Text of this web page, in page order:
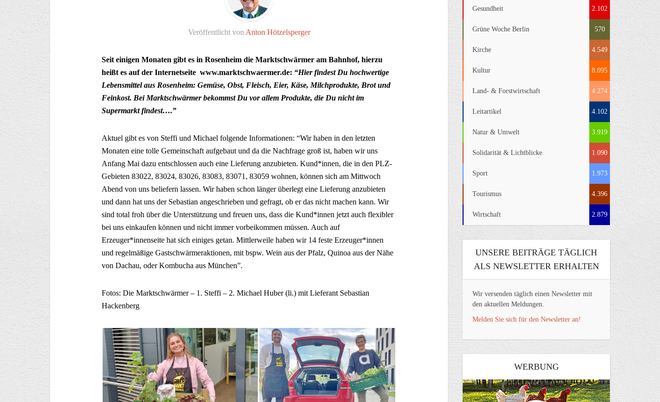
Veröffentlicht von Anton Hötzelsperger
Seit einigen Monaten gibt es in Rosenheim die Marktschwärmer am Bahnhof, hierzu
heißt es auf der Internetseite www.marktschwaermer.de: “Hier findest Du hochwertige
Lebensmittel aus Rosenheim: Gemüse, Obst, Fleisch, Eier, Käse, Milchprodukte, Brot und
Feinkost. Bei Marktschwärmer bekommst Du vor allem Produkte, die Du nicht im
Supermarkt findest….”
Aktuel gibt es von Steffi und Michael folgende Informationen: “Wir haben in den letzten
Monaten eine tolle Gemeinschaft aufgebaut und da die Nachfrage groß ist, haben wir uns
Anfang Mai dazu entschlossen auch eine Lieferung anzubieten. Kund*innen, die in den PLZ-
Gebieten 83022, 83024, 83026, 83083, 83071, 83059 wohnen, können sich am Mittwoch
Abend von uns beliefern lassen. Wir haben schon länger überlegt eine Lieferung anzubieten
und dann hat uns der Sebastian angeschrieben und gefragt, ob er das nicht machen kann. Wir
sind total froh über die Unterstützung und freuen uns, dass die Kund*innen jetzt auch flexibler
bei uns einkaufen können und nicht immer vorbeikommen müssen. Auch auf
Erzeuger*innenseite hat sich einiges getan. Mittlerweile haben wir 14 feste Erzeuger*innen
und regelmäßige Gastschwärmeraktionen, mit bspw. Wein aus der Pfalz, Quinoa aus der Nähe
von Dachau, oder Kombucha aus München”.
Fotos: Die Marktschwärmer – 1. Steffi – 2. Michael Huber (li.) mit Lieferant Sebastian
Hackenberg
Gesundheit 2.102
Grüne Woche Berlin 570
Kirche 4.549
Kultur 8.095
Land- & Forstwirtschaft 4.274
Leitartikel 4.102
Natur & Umwelt 3.919
Solidarität & Lichtblicke 1.090
Sport 1.973
Tourismus 4.396
Wirtschaft 2.879
UNSERE BEITRÄGE TÄGLICH
ALS NEWSLETTER ERHALTEN
Wir versenden täglich einen Newsletter mit
den aktuellen Meldungen.
Melden Sie sich für den Newsletter an!
WERBUNG